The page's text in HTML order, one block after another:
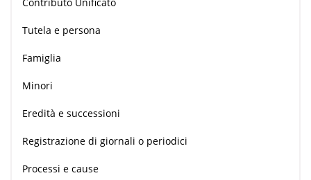
Tutela e persona
Famiglia
Minori
Eredità e successioni
Registrazione di giornali o periodici
Processi e cause